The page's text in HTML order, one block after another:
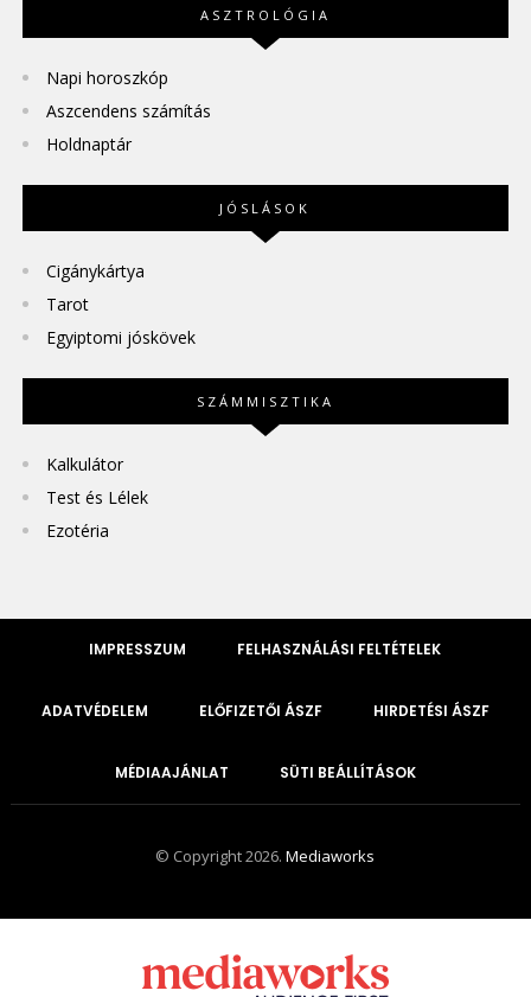
ASZTROLÓGIA
Napi horoszkóp
Aszcendens számítás
Holdnaptár
JÓSLÁSOK
Cigánykártya
Tarot
Egyiptomi jóskövek
SZÁMMISZTIKA
Kalkulátor
Test és Lélek
Ezotéria
IMPRESSZUM FELHASZNÁLÁSI FELTÉTELEK
ADATVÉDELEM ELŐFIZETŐI ÁSZF HIRDETÉSI ÁSZF
MÉDIAAJÁNLAT SÜTI BEÁLLÍTÁSOK
© Copyright 2026.Mediaworks